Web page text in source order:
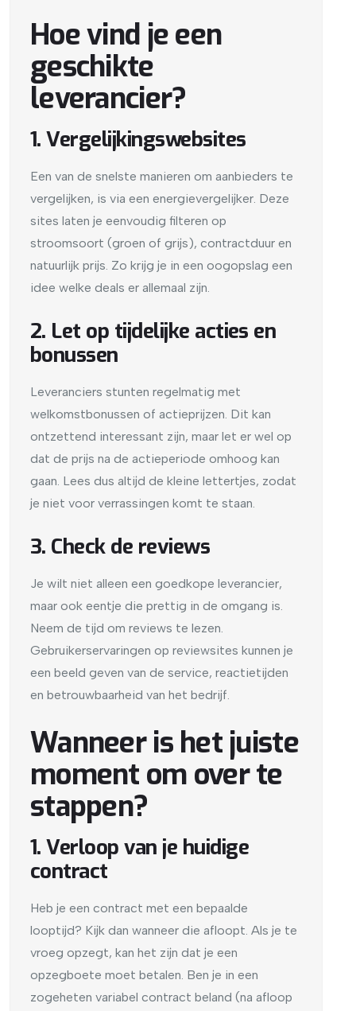
Hoe vind je een
geschikte
leverancier?
1. Vergelijkingswebsites
Een van de snelste manieren om aanbieders te
vergelijken, is via een energievergelijker. Deze
sites laten je eenvoudig filteren op
stroomsoort (groen of grijs), contractduur en
natuurlijk prijs. Zo krijg je in een oogopslag een
idee welke deals er allemaal zijn.
2. Let op tijdelijke acties en
bonussen
Leveranciers stunten regelmatig met
welkomstbonussen of actieprijzen. Dit kan
ontzettend interessant zijn, maar let er wel op
dat de prijs na de actieperiode omhoog kan
gaan. Lees dus altijd de kleine lettertjes, zodat
je niet voor verrassingen komt te staan.
3. Check de reviews
Je wilt niet alleen een goedkope leverancier,
maar ook eentje die prettig in de omgang is.
Neem de tijd om reviews te lezen.
Gebruikerservaringen op reviewsites kunnen je
een beeld geven van de service, reactietijden
en betrouwbaarheid van het bedrijf.
Wanneer is het juiste
moment om over te
stappen?
1. Verloop van je huidige
contract
Heb je een contract met een bepaalde
looptijd? Kijk dan wanneer die afloopt. Als je te
vroeg opzegt, kan het zijn dat je een
opzegboete moet betalen. Ben je in een
zogeheten variabel contract beland (na afloop